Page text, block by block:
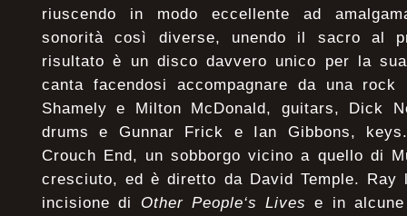
riuscendo in modo eccellente ad
sonorità così diverse, unendo il sacro al
risultato è un disco davvero unico per la
canta facendosi accompagnare da una
Shamely e Milton McDonald, guitars, Dick
drums e Gunnar Frick e Ian Gibbons,
Crouch End, un sobborgo vicino a quello di
cresciuto, ed è diretto da David Temple.
incisione di Other People‘s Lives e in